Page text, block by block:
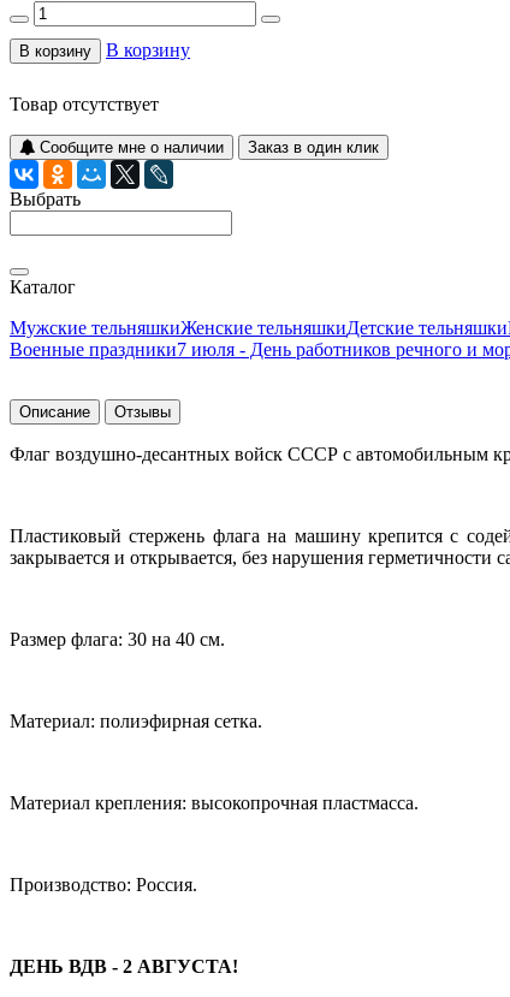
В корзину В корзину
Товар отсутствует
Сообщите мне о наличии Заказ в один клик
Выбрать
Каталог
Мужские тельняшкиЖенские тельняшкиДетские тельняшки
Военные праздники7 июля - День работников речного и
Описание Отзывы
Флаг воздушно-десантных войск СССР с автомобильным
Пластиковый стержень флага на машину крепится с
закрывается и открывается, без нарушения герметичности
Размер флага: 30 на 40 см.
Материал: полиэфирная сетка.
Материал крепления: высокопрочная пластмасса.
Производство: Россия.
ДЕНЬ ВДВ - 2 АВГУСТА!